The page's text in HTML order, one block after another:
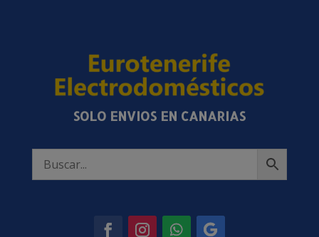
SOLO ENVIOS EN CANARIAS